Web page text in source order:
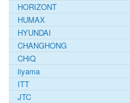
HORIZONT
HUMAX
HYUNDAI
CHANGHONG
CHiQ
iiyama
ITT
JTC